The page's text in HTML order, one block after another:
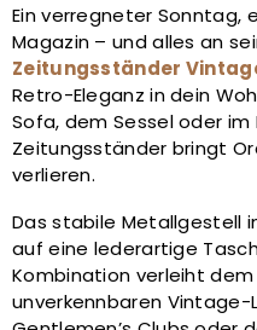
Ein verregneter Sonntag,
Magazin – und alles an
Zeitungsständer
Retro-Eleganz in dein
Sofa, dem Sessel oder im
Zeitungsständer bringt
verlieren.
Das stabile Metallgestell
auf eine lederartige
Kombination verleiht
unverkennbaren Vintage-